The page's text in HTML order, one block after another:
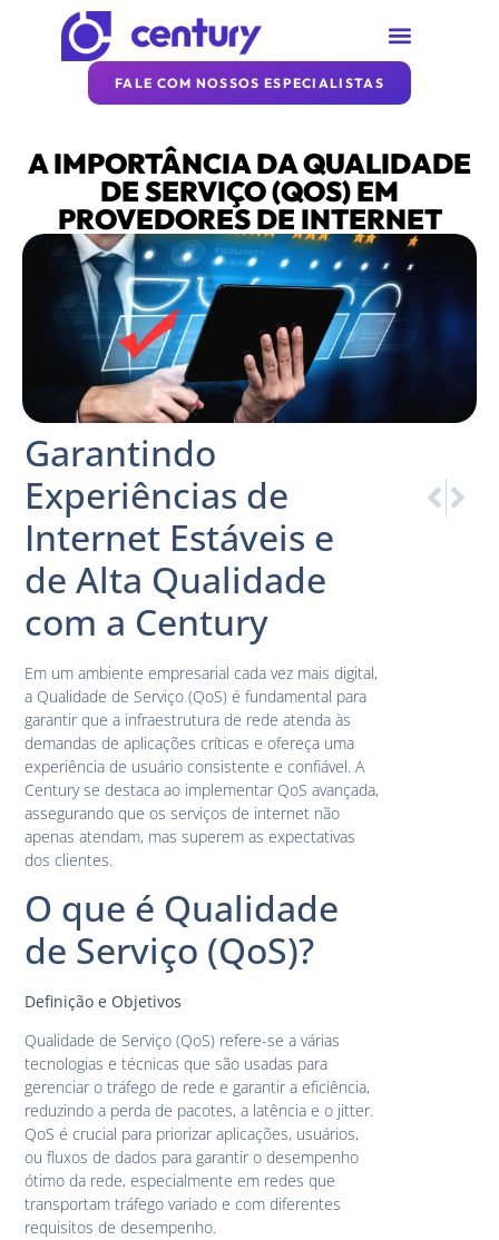
FALE COM NOSSOS ESPECIALISTAS
A IMPORTÂNCIA DA QUALIDADE
DE SERVIÇO (QOS) EM
PROVEDORES DE INTERNET
Garantindo
Experiências de
Internet Estáveis e
de Alta Qualidade
com a Century
Em um ambiente empresarial cada vez mais digital,
a Qualidade de Serviço (QoS) é fundamental para
garantir que a infraestrutura de rede atenda às
demandas de aplicações críticas e ofereça uma
experiência de usuário consistente e confiável. A
Century se destaca ao implementar QoS avançada,
assegurando que os serviços de internet não
apenas atendam, mas superem as expectativas
dos clientes.
O que é Qualidade
de Serviço (QoS)?
Definição e Objetivos
Qualidade de Serviço (QoS) refere-se a várias
tecnologias e técnicas que são usadas para
gerenciar o tráfego de rede e garantir a eficiência,
reduzindo a perda de pacotes, a latência e o jitter.
QoS é crucial para priorizar aplicações, usuários,
ou fluxos de dados para garantir o desempenho
ótimo da rede, especialmente em redes que
transportam tráfego variado e com diferentes
requisitos de desempenho.
Internet